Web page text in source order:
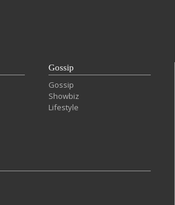
Gossip
Gossip
Showbiz
Lifestyle